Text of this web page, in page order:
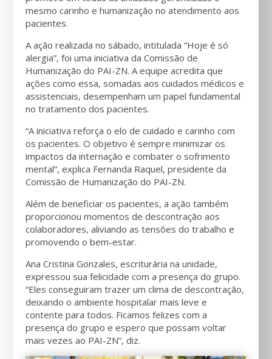
mesmo carinho e humanização no atendimento aos
pacientes.
A ação realizada no sábado, intitulada “Hoje é só
alergia”, foi uma iniciativa da Comissão de
Humanização do PAI-ZN. A equipe acredita que
ações como essa, somadas aos cuidados médicos e
assistenciais, desempenham um papel fundamental
no tratamento dos pacientes.
“A iniciativa reforça o elo de cuidado e carinho com
os pacientes. O objetivo é sempre minimizar os
impactos da internação e combater o sofrimento
mental”, explica Fernanda Raquel, presidente da
Comissão de Humanização do PAI-ZN.
Além de beneficiar os pacientes, a ação também
proporcionou momentos de descontração aos
colaboradores, aliviando as tensões do trabalho e
promovendo o bem-estar.
Ana Cristina Gonzales, escriturária na unidade,
expressou sua felicidade com a presença do grupo.
“Eles conseguiram trazer um clima de descontração,
deixando o ambiente hospitalar mais leve e
contente para todos. Ficamos felizes com a
presença do grupo e espero que possam voltar
mais vezes ao PAI-ZN”, diz.